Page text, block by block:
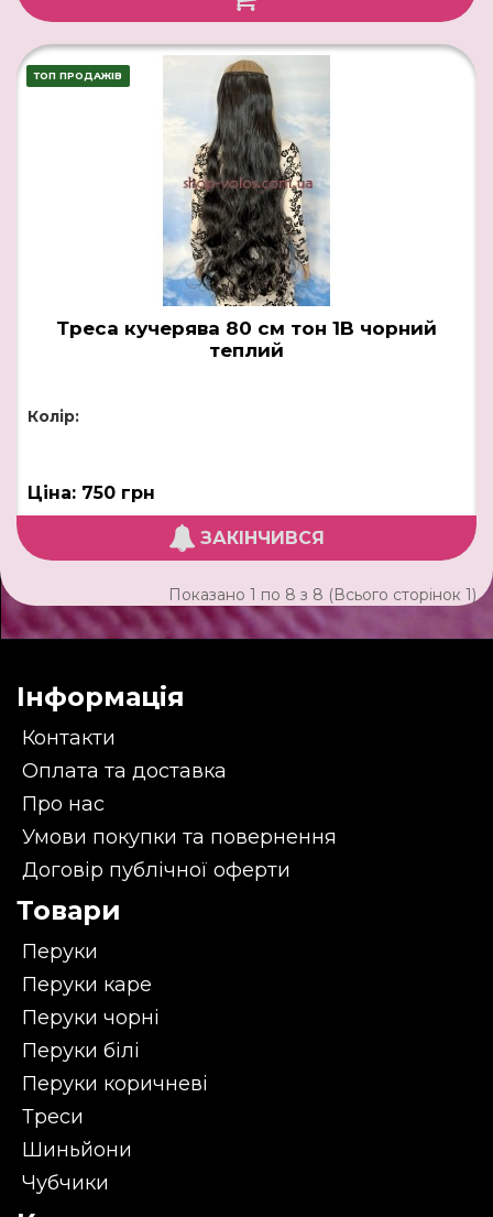
ТОП ПРОДАЖІВ
Треса кучерява 80 см тон 1B чорний
теплий
Колір:
Ціна: 750 грн
ЗАКІНЧИВСЯ
Показано 1 по 8 з 8 (Всього сторінок 1)
Інформація
Контакти
Оплата та доставка
Про нас
Умови покупки та повернення
Договір публічної оферти
Товари
Перуки
Перуки каре
Перуки чорні
Перуки білі
Перуки коричневі
Треси
Шиньйони
Чубчики